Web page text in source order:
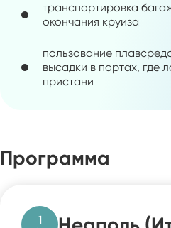
транспортировка
окончания круиза
пользование
высадки в портах, где
пристани
Программа
1